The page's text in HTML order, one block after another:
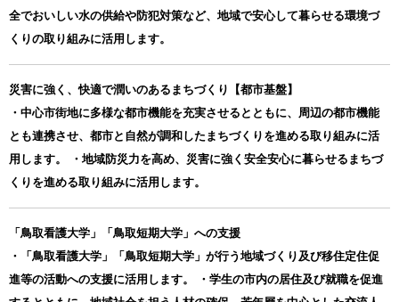
全でおいしい水の供給や防犯対策など、地域で安心して暮らせる環境づ
くりの取り組みに活用します。
災害に強く、快適で潤いのあるまちづくり【都市基盤】
・中心市街地に多様な都市機能を充実させるとともに、周辺の都市機能
とも連携させ、都市と自然が調和したまちづくりを進める取り組みに活
用します。 ・地域防災力を高め、災害に強く安全安心に暮らせるまちづ
くりを進める取り組みに活用します。
「鳥取看護大学」「鳥取短期大学」への支援
・「鳥取看護大学」「鳥取短期大学」が行う地域づくり及び移住定住促
進等の活動への支援に活用します。 ・学生の市内の居住及び就職を促進